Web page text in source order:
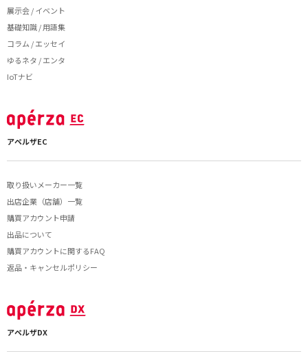
展示会 / イベント
基礎知識 / 用語集
コラム / エッセイ
ゆるネタ / エンタ
IoTナビ
アペルザEC
取り扱いメーカー一覧
出店企業（店舗）一覧
購買アカウント申請
出品について
購買アカウントに関するFAQ
返品・キャンセルポリシー
アペルザDX